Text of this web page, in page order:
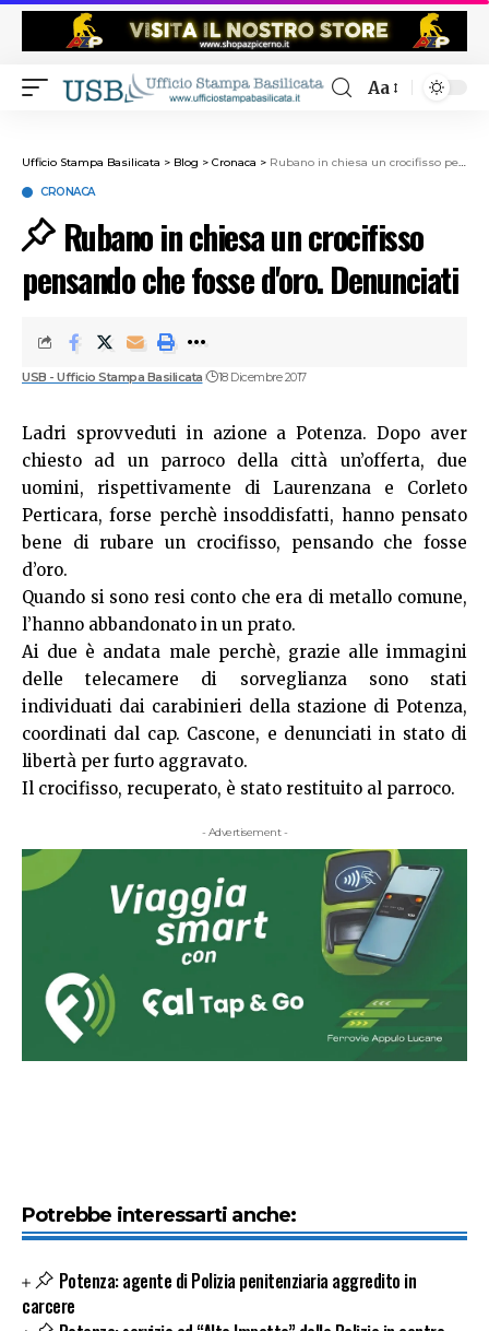
Aa
Ufficio Stampa Basilicata > Blog > Cronaca > Rubano in chiesa un crocifisso pensando che fosse d'oro. Denunciati
CRONACA
Rubano in chiesa un crocifisso
pensando che fosse d'oro. Denunciati
USB - Ufficio Stampa Basilicata 18 Dicembre 2017
Ladri sprovveduti in azione a Potenza. Dopo aver
chiesto ad un parroco della città un’offerta, due
uomini, rispettivamente di Laurenzana e Corleto
Perticara, forse perchè insoddisfatti, hanno pensato
bene di rubare un crocifisso, pensando che fosse
d’oro.
Quando si sono resi conto che era di metallo comune,
l’hanno abbandonato in un prato.
Ai due è andata male perchè, grazie alle immagini
delle telecamere di sorveglianza sono stati
individuati dai carabinieri della stazione di Potenza,
coordinati dal cap. Cascone, e denunciati in stato di
libertà per furto aggravato.
Il crocifisso, recuperato, è stato restituito al parroco.
- Advertisement -
Potrebbe interessarti anche:
Potenza: agente di Polizia penitenziaria aggredito in
carcere